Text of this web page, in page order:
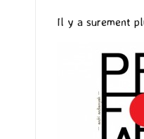
Il y a surement